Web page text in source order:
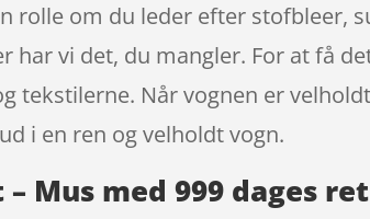
rolle om du leder efter stofbleer,
har vi det, du mangler. For at få
tekstilerne. Når vognen er
i en ren og velholdt vogn.
Mus med 999 dages